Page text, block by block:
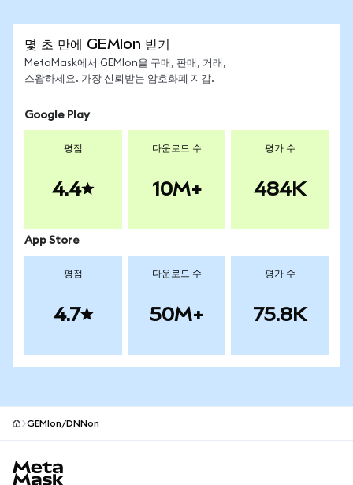
몇 초 만에 GEMIon 받기
MetaMask에서 GEMIon을 구매, 판매, 거래,
스왑하세요. 가장 신뢰받는 암호화폐 지갑.
Google Play
평점
4.4
다운로드 수
10M+
평가 수
484K
App Store
평점
4.7
다운로드 수
50M+
평가 수
75.8K
GEMIon/DNNon